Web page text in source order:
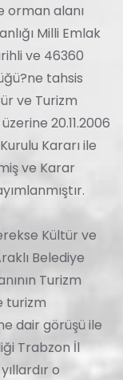
orman alanı
Milli Emlak
ve 46360
tahsis
ve Turizm
20.11.2006
Kararı ile
ve Karar
Kültür ve
Belediye
Turizm
turizm
dair görüşü ile
Trabzon İl
o